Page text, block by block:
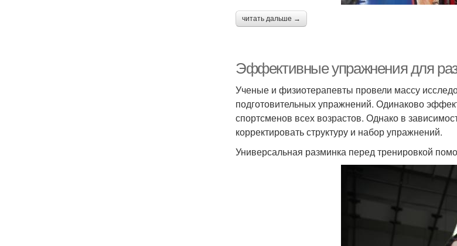
читать дальше →
Эффективные упражнения для
Ученые и физиотерапевты провели массу
подготовительных упражнений. Одинаково
спортсменов всех возрастов. Однако в
корректировать структуру и набор упражнений.
Универсальная разминка перед тренировкой